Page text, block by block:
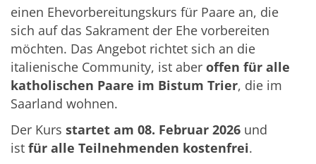
einen Ehevorbereitungskurs für Paare an, die
sich auf das Sakrament der Ehe vorbereiten
möchten. Das Angebot richtet sich an die
italienische Community, ist aber offen für alle
katholischen Paare im Bistum Trier, die im
Saarland wohnen.
Der Kurs startet am 08. Februar 2026 und
ist für alle Teilnehmenden kostenfrei.